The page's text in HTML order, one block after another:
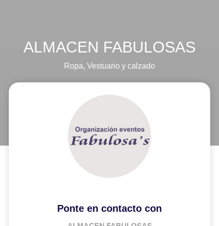
ALMACEN FABULOSAS
Ropa, Vestuario y calzado
Ponte en contacto con